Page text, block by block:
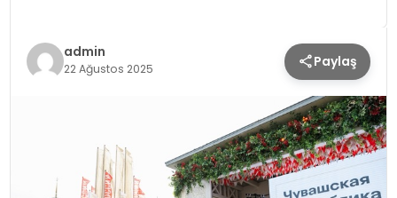
SIYASET
TEKNOLOJI
YAŞAM
admin
22 Ağustos 2025 Paylaş